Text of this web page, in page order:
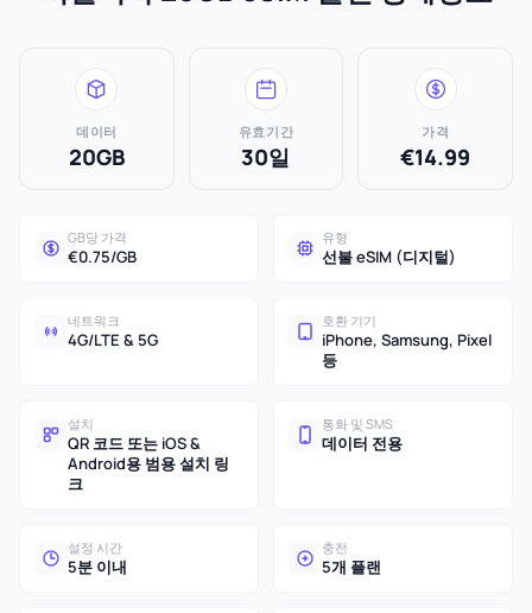
데이터
20GB
유효기간
30일
가격
€14.99
GB당 가격
€0.75/GB
유형
선불 eSIM (디지털)
네트워크
4G/LTE & 5G
호환 기기
iPhone, Samsung, Pixel
등
설치
QR 코드 또는 iOS &
Android용 범용 설치 링
크
통화 및 SMS
데이터 전용
설정 시간
5분 이내
충전
5개 플랜